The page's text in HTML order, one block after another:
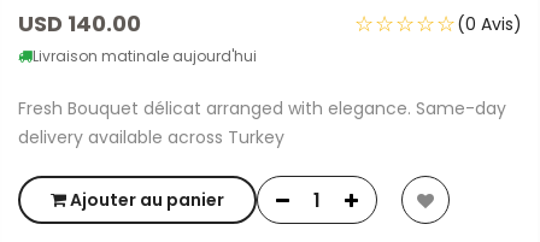
USD 140.00
Livraison matinale aujourd'hui
☆☆☆☆☆(0 Avis)
Fresh Bouquet délicat arranged with elegance. Same-day
delivery available across Turkey
Ajouter au panier